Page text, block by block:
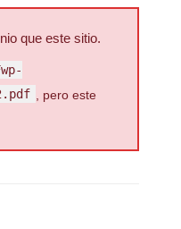
que este sitio.
, pero este